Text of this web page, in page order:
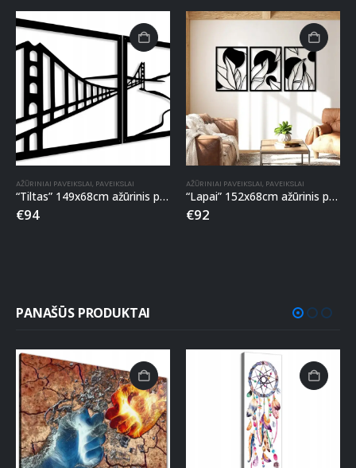
AŽŪRINIAI PAVEIKSLAI, PAVEIKSLAI
“Tiltas” 149x68cm ažūrinis paveikslas
€94
AŽŪRINIAI PAVEIKSLAI, PAVEIKSLAI
“Lapai” 152x68cm ažūrinis paveikslas
€92
PANAŠŪS PRODUKTAI